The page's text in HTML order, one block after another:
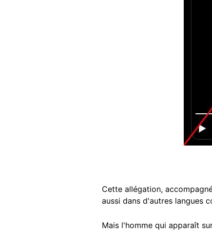
Cette allégation,
aussi dans d'autres langues
Mais l'homme qui apparaît